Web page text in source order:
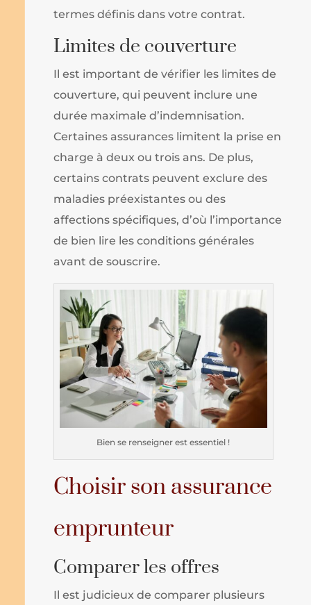
termes définis dans votre contrat.
Limites de couverture
Il est important de vérifier les limites de
couverture, qui peuvent inclure une
durée maximale d’indemnisation.
Certaines assurances limitent la prise en
charge à deux ou trois ans. De plus,
certains contrats peuvent exclure des
maladies préexistantes ou des
affections spécifiques, d’où l’importance
de bien lire les conditions générales
avant de souscrire.
Bien se renseigner est essentiel !
Choisir son assurance
emprunteur
Comparer les offres
Il est judicieux de comparer plusieurs